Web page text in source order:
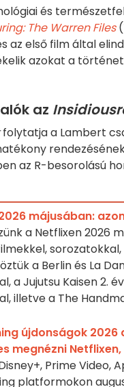
és
The Warren Files
az első film által
azokat a
az
folytatja a Lambert
az R-besorolású
májusában:
a Netflixen 2026
a Berlin és La
a Jujutsu Kaisen 2.
illetve a The
újdonságok
megnézni
Prime Video,
platformokon